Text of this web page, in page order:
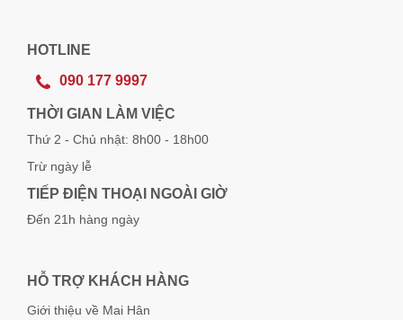
HOTLINE
090 177 9997
THỜI GIAN LÀM VIỆC
Thứ 2 - Chủ nhật: 8h00 - 18h00
Trừ ngày lễ
TIẾP ĐIỆN THOẠI NGOÀI GIỜ
Đến 21h hàng ngày
HỖ TRỢ KHÁCH HÀNG
Giới thiệu về Mai Hân